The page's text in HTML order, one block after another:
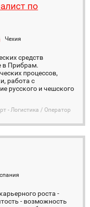
по
Чехия
средств
в Прибрам.
процессов,
работа с
русского и чешского
- Логистика / Оператор
роста -
- возможность